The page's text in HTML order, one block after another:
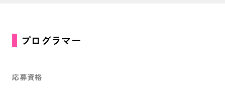
プログラマー
応募資格